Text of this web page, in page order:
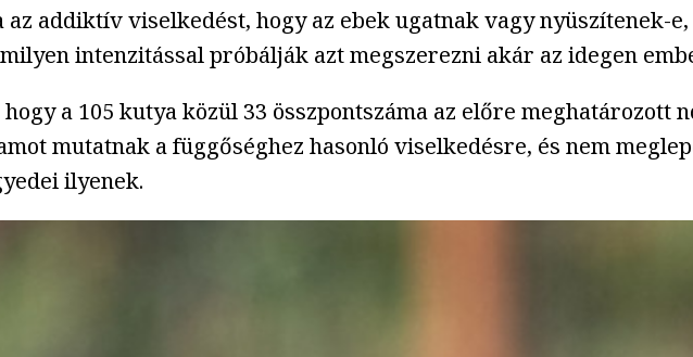
addiktív viselkedést, hogy az ebek ugatnak vagy nyüszítenek-
intenzitással próbálják azt megszerezni akár az idegen
a 105 kutya közül 33 összpontszáma az előre meghatározott
mutatnak a függőséghez hasonló viselkedésre, és nem
ilyenek.